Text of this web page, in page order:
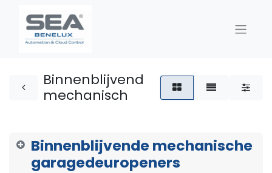
Binnenblijvend
mechanisch
Binnenblijvende mechanische
garagedeuropeners